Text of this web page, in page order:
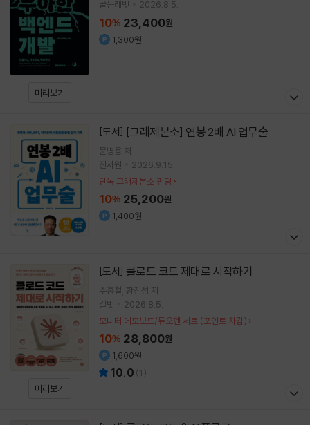
미리보기
골든래빗
2026.8.5.
10% 23,400원
1,300원
[도서] [그래제본소] 연봉 2배 AI 업무술
문병용 저
진서원
2026.9.15.
단독 그래제본소 펀딩
10% 25,200원
1,400원
미리보기
[도서] 클로드 코드 제대로 시작하기
주홍철 황진성 저
길벗
2026.8.5.
모니터 메모보드/듀오펜 세트 (포인트 차감)
10% 28,800원
1,600원
10.0 (1 )